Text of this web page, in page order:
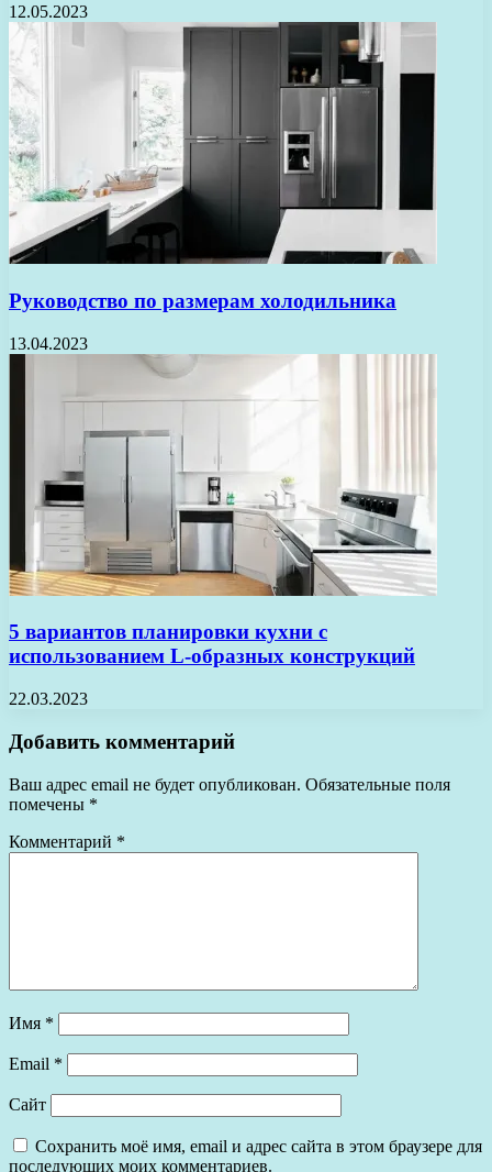
12.05.2023
Руководство по размерам холодильника
13.04.2023
5 вариантов планировки кухни с
использованием L-образных конструкций
22.03.2023
Добавить комментарий
Ваш адрес email не будет опубликован. Обязательные поля
помечены *
Комментарий *
Имя *
Email *
Сайт
Сохранить моё имя, email и адрес сайта в этом браузере для
последующих моих комментариев.